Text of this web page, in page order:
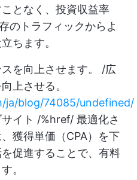
となく、投資収益率
のトラフィックからよ
ちます。
を向上させます。 /広
上させる。
ja/blog/74085/undefined/
イト /%href/ 最適化さ
獲得単価（CPA）を下
促進することで、有料
。